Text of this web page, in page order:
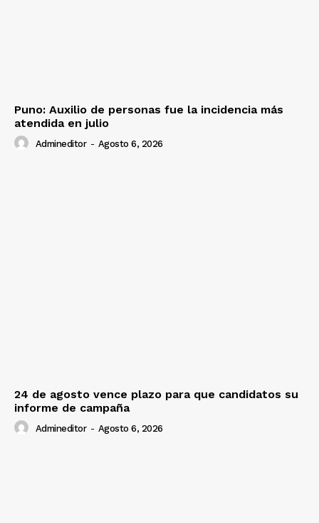
Puno: Auxilio de personas fue la incidencia más
atendida en julio
Admineditor - Agosto 6, 2026
24 de agosto vence plazo para que candidatos su
informe de campaña
Admineditor - Agosto 6, 2026